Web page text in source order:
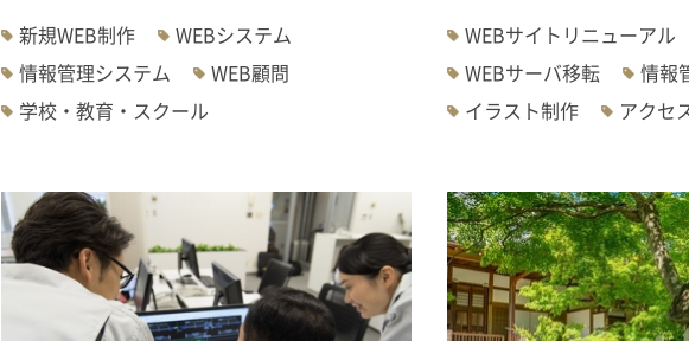
新規WEB制作
WEBシステム
情報管理システム
WEB顧問
学校・教育・スクール
WEBサイトリニューアル
WEBサーバ移転
情報
イラスト制作
アクセ